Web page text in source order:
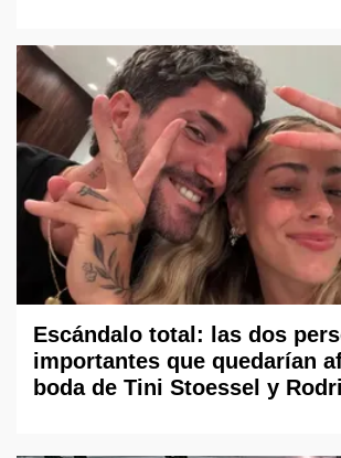
Escándalo total: las dos
importantes que quedarían
boda de Tini Stoessel y